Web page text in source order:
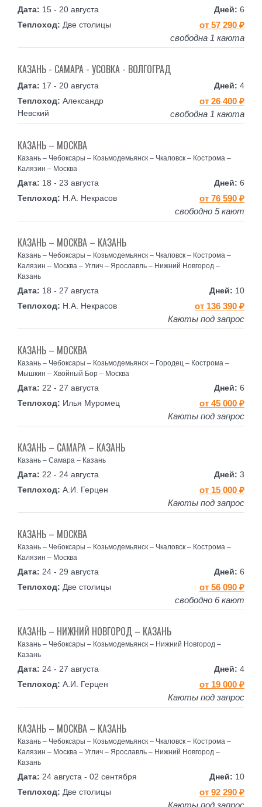
15 - 20 августа 6
Две столицы
от 57 290 ₽
свободна 1 каюта
17 - 20 августа 4
КАЗАНЬ - САМАРА - УСОВКА - ВОЛГОГРАД
Александр
Невский
от 26 400 ₽
свободна 1 каюта
18 - 23 августа 6
КАЗАНЬ – МОСКВА
Казань – Чебоксары – Козьмодемьянск – Чкаловск – Кострома –
Калязин – Москва
Н.А. Некрасов
от 76 590 ₽
свободно 5 кают
18 - 27 августа 10
КАЗАНЬ – МОСКВА – КАЗАНЬ
Казань – Чебоксары – Козьмодемьянск – Чкаловск – Кострома –
Калязин – Москва – Углич – Ярославль – Нижний Новгород –
Казань
Н.А. Некрасов
от 136 390 ₽
Каюты под запрос
22 - 27 августа 6
КАЗАНЬ – МОСКВА
Казань – Чебоксары – Козьмодемьянск – Городец – Кострома –
Мышкин – Хвойный Бор – Москва
Илья Муромец
от 45 000 ₽
Каюты под запрос
22 - 24 августа 3
КАЗАНЬ – САМАРА – КАЗАНЬ
Казань – Самара – Казань
А.И. Герцен
от 15 000 ₽
Каюты под запрос
24 - 29 августа 6
КАЗАНЬ – МОСКВА
Казань – Чебоксары – Козьмодемьянск – Чкаловск – Кострома –
Калязин – Москва
Две столицы
от 56 090 ₽
свободно 6 кают
24 - 27 августа 4
КАЗАНЬ – НИЖНИЙ НОВГОРОД – КАЗАНЬ
Казань – Чебоксары – Козьмодемьянск – Нижний Новгород –
Казань
А.И. Герцен
от 19 000 ₽
Каюты под запрос
24 августа - 02 сентября 10
КАЗАНЬ – МОСКВА – КАЗАНЬ
Казань – Чебоксары – Козьмодемьянск – Чкаловск – Кострома –
Калязин – Москва – Углич – Ярославль – Нижний Новгород –
Казань
Две столицы
от 92 290 ₽
Каюты под запрос